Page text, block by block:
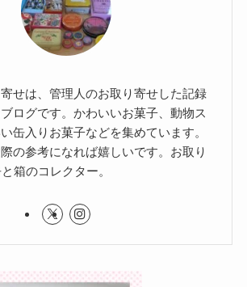
せは、管理人のお取り寄せした記録
ログです。かわいいお菓子、動物ス
缶入りお菓子などを集めています。
の参考になれば嬉しいです。お取り
箱のコレクター。